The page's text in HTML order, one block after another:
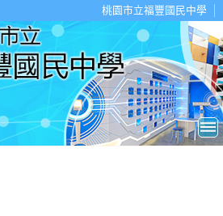
桃園市立福豐國民中學